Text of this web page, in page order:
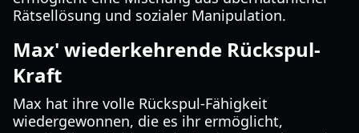
Rätsellösung und sozialer Manipulation.
Max' wiederkehrende Rückspul-
Kraft
Max hat ihre volle Rückspul-Fähigkeit
wiedergewonnen, die es ihr ermöglicht,